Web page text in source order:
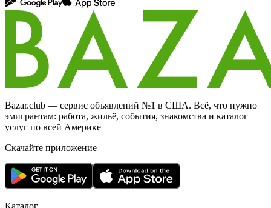
Bazar.club — сервис объявлений №1 в США. Всё, что нужно
эмигрантам: работа, жильё, события, знакомства и каталог
услуг по всей Америке
Скачайте приложение
Каталог